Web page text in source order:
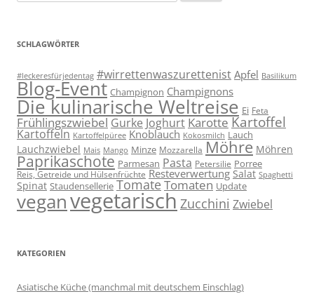
nach:
SCHLAGWÖRTER
#leckeresfürjedentag #wirrettenwaszurettenist Apfel Basilikum
Blog-Event Champignon Champignons
Die kulinarische Weltreise Ei Feta
Frühlingszwiebel Gurke JoghurtKarotteKartoffel
Kartoffeln Kartoffelpüree Knoblauch Kokosmilch Lauch
Lauchzwiebel Mais Mango Minze Mozzarella Möhre Möhren
Paprikaschote Parmesan Pasta Petersilie Porree
Reis, Getreide und Hülsenfrüchte Resteverwertung Salat Spaghetti
Spinat Staudensellerie TomateTomaten Update
veganvegetarisch Zucchini Zwiebel
KATEGORIEN
Asiatische Küche (manchmal mit deutschem Einschlag)